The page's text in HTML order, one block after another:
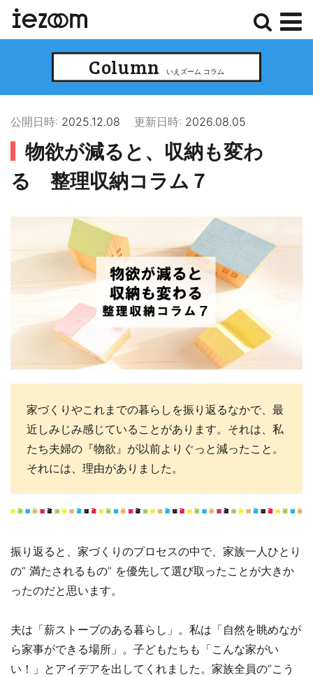
ュ
Column いえズーム コラム
公開日時: 2025.12.08 更新日時: 2026.08.05
物欲が減ると、収納も変わ
る 整理収納コラム７
家づくりやこれまでの暮らしを振り返るなかで、最
近しみじみ感じていることがあります。それは、私
たち夫婦の『物欲』が以前よりぐっと減ったこと。
それには、理由がありました。
振り返ると、家づくりのプロセスの中で、家族一人ひとり
の“ 満たされるもの” を優先して選び取ったことが大きか
ったのだと思います。
夫は「薪ストーブのある暮らし」。私は「自然を眺めなが
ら家事ができる場所」。子どもたちも「こんな家がい
い！」とアイデアを出してくれました。家族全員の“こう